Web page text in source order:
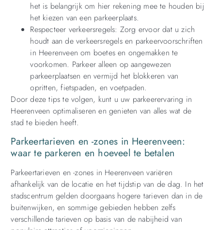
het is belangrijk om hier rekening mee te houden bij
het kiezen van een parkeerplaats.
Respecteer verkeersregels: Zorg ervoor dat u zich
houdt aan de verkeersregels en parkeervoorschriften
in Heerenveen om boetes en ongemakken te
voorkomen. Parkeer alleen op aangewezen
parkeerplaatsen en vermijd het blokkeren van
opritten, fietspaden, en voetpaden.
Door deze tips te volgen, kunt u uw parkeerervaring in
Heerenveen optimaliseren en genieten van alles wat de
stad te bieden heeft.
Parkeertarieven en -zones in Heerenveen:
waar te parkeren en hoeveel te betalen
Parkeertarieven en -zones in Heerenveen variëren
afhankelijk van de locatie en het tijdstip van de dag. In het
stadscentrum gelden doorgaans hogere tarieven dan in de
buitenwijken, en sommige gebieden hebben zelfs
verschillende tarieven op basis van de nabijheid van